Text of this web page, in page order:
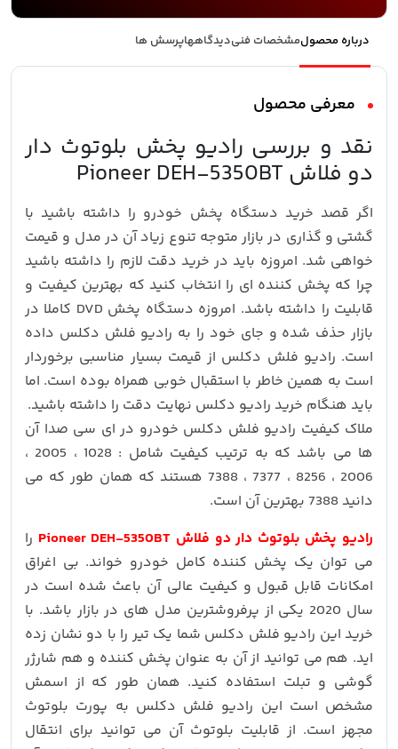
درباره محصولمشخصات فنیدیدگاههاپرسش ها
معرفی محصول
نقد و بررسی رادیو پخش بلوتوث دار
دو فلاش Pioneer DEH-5350BT
اگر قصد خرید دستگاه پخش خودرو را داشته باشید با
گشتی و گذاری در بازار متوجه تنوع زیاد آن در مدل و قیمت
خواهی شد. امروزه باید در خرید دقت لازم را داشته باشید
چرا که پخش کننده ای را انتخاب کنید که بهترین کیفیت و
قابلیت را داشته باشد. امروزه دستگاه پخش DVD کاملا در
بازار حذف شده و جای خود را به رادیو فلش دکلس داده
است. رادیو فلش دکلس از قیمت بسیار مناسبی برخوردار
است به همین خاطر با استقبال خوبی همراه بوده است. اما
باید هنگام خرید رادیو دکلس نهایت دقت را داشته باشید.
ملاک کیفیت رادیو فلش دکلس خودرو در ای سی صدا آن
ها می باشد که به ترتیب کیفیت شامل : 1028 ، 2005 ،
2006 ، 8256 ، 7377 ، 7388 هستند که همان طور که می
دانید 7388 بهترین آن است.
رادیو پخش بلوتوث دار دو فلاش Pioneer DEH-5350BT
را
می توان یک پخش کننده کامل خودرو خواند. بی اغراق
امکانات قابل قبول و کیفیت عالی آن باعث شده است در
سال 2020 یکی از پرفروشترین مدل های در بازار باشد. با
خرید این رادیو فلش دکلس شما یک تیر را با دو نشان زده
اید. هم می توانید از آن به عنوان پخش کننده و هم شارژر
گوشی و تبلت استفاده کنید. همان طور که از اسمش
مشخص است این رادیو فلش دکلس به پورت بلوتوث
مجهز است. از قابلیت بلوتوث آن می توانید برای انتقال